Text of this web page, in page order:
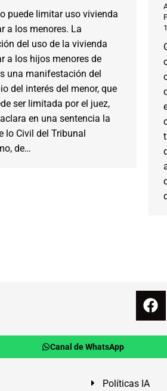
puede limitar uso vivienda
a los menores. La
del uso de la vivienda
a los hijos menores de
una manifestación del
del interés del menor, que
ser limitada por el juez,
en una sentencia la
lo Civil del Tribunal
de…
Canal de WhatsApp
Políticas IA